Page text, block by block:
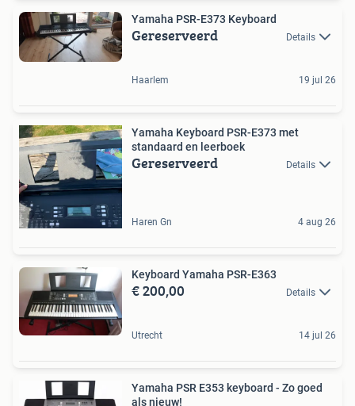
Yamaha PSR-E373 Keyboard
Gereserveerd Details
Haarlem 19 jul 26
Yamaha Keyboard PSR-E373 met
standaard en leerboek
Gereserveerd Details
Haren Gn 4 aug 26
Keyboard Yamaha PSR-E363
€ 200,00 Details
Utrecht 14 jul 26
Yamaha PSR E353 keyboard - Zo goed
als nieuw!